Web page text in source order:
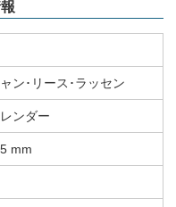
ン･リース･ラッセン
ンダー
mm